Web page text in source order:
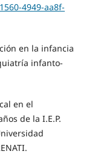
4949-aa8f-
en la infancia
infanto-
en el
de la I.E.P.